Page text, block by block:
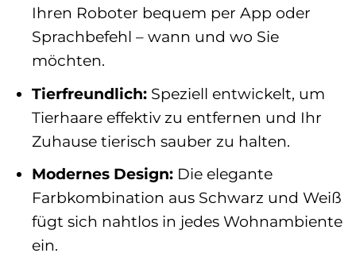
Ihren Roboter bequem per App oder
Sprachbefehl – wann und wo Sie
möchten.
Tierfreundlich:Speziell entwickelt, um
Tierhaare effektiv zu entfernen und Ihr
Zuhause tierisch sauber zu halten.
Modernes Design:Die elegante
Farbkombination aus Schwarz und Weiß
fügt sich nahtlos in jedes Wohnambiente
ein.